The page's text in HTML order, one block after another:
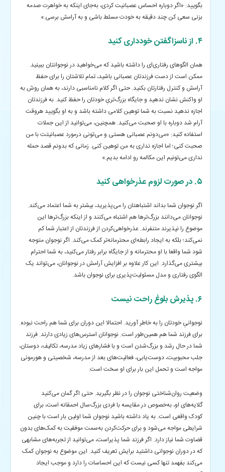
بگویید: «اگر دوباره احساس عصبانیت کردی، به‌جای اینکه به خواهرت صدمه
بزنی سعی کن چند دقیقه به خودت مسلط باشی و به آرامش برسی.»
۴. از ناسزاگفتن خودداری کنید
همان الگوهای رفتاری‌ای را داشته باشید که می‌خواهید در نوجوانتان ببینید.
ممکن است از دست فرزندتان عصبانی باشید، تمام تلاشتان را برای حفظ
آرامش و کنترل رفتارتان بکنید. حتی اگر کلام نامناسبی دارند، به همان روش به
او واکنش نشان ندهید و جایگاه بزرگ‌تریِ خودتان را حفظ کنید.به فرزندتان
اجازه ندهید نسبت به شما توهین کلامی داشته باشد و به او بگویید هروقت
آرام شد دوباره با او صحبت می‌کنید. همچنین، می‌توانید از این جملات
استفاده کنید: «می‌دونم عصبانی هستی و می‌تونی درمورد عصبانیتت با من
صحبت کنی؛ اما اجازه نداری به من توهین کنی. زمانی‌ که بدونم قصد حمله
نداری می‌تونیم این مکالمه رو ادامه بدیم.»
۵. در صورت لزوم عذرخواهی کنید
اگر نوجوان شما بداند اشتباهتان را می‌پذیرید، بیشتر به شما اعتماد می‌کند.
نوجوانان می‌دانند بزرگ‌ترها هم اشتباه می‌کنند و از اینکه بزرگ‌ترها این
موضوع را نپذیرند متنفرند. عذرخواهی‌کردن از فرزندتان از اعتبار شما کم
نمی‌کند؛ بلکه به ایجاد رابطه‌ای محترمانه‌تر کمک می‌کند. اگر نوجوان متوجه
شود شما واقعا با او محترمانه و از جایگاه برابر رفتار می‌کنید، به شما احترام
بیشتری می‌گذارد. این‌ کار علاوه بر افزایش آرامش در نوجوانان، می‌تواند یک
الگوی رفتاری و مدل مسئولیت‌پذیری برای نوجوان باشد.
۶. پذیرش بلوغ راحت نیست
نوجوانیِ خودتان را به خاطر آورید. احتمالا این دوران برای شما هم راحت نبوده.
برای فرزند شما هم همین‌طور است. نوجوانان استرس‌های زیادی دارند. فرزند
شما در حال رشد و بزرگ‌شدن است و با فشارهای زیاد مدرسه، تکالیف، دوستان،
جلب محبوبیت، دوست‌یابی، فعالیت‌های بعد از مدرسه، شخصیتی و هورمونی
مواجه است و تحمل این بار برای او سخت است.
وضعیت روان‌شناختی نوجوان را در نظر بگیرید. حتی اگر گمان می‌کنید
گلایه‌های او، به‌خصوص در مقایسه با فردی بزرگ‌سال احمقانه است، برای
کودک واقعی است. به یاد داشته باشید نوجوان شما اولین بار است با چنین
شرایطی مواجه می‌شود و برای حرکت‌کردن به‌سمت موفقیت به کمک‌های بدون
قضاوت شما نیاز دارد. اگر فرزند شما پذیراست، می‌توانید از تجربه‌های مشابهی
که در دوران نوجوانی داشتید برایش تعریف کنید. این موضوع به نوجوان کمک
می‌کند بفهمد تنها کسی نیست که این احساسات را دارد و موجب ایجاد